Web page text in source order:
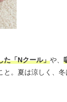
た「Nクール」や、
。夏は涼しく、